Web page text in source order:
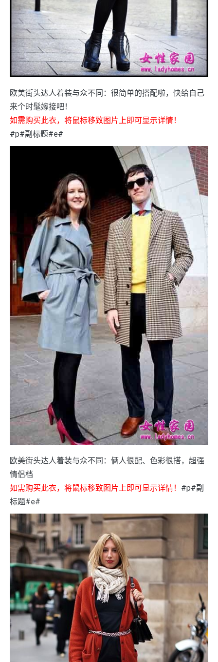
欧美街头达人着装与众不同：很简单的搭配啦，快给自己
来个时髦嫁接吧！
如需购买此衣，将鼠标移致图片上即可显示详情！
#p#副标题#e#
欧美街头达人着装与众不同：俩人很配、色彩很搭，超强
情侣档
如需购买此衣，将鼠标移致图片上即可显示详情！ #p#副
标题#e#